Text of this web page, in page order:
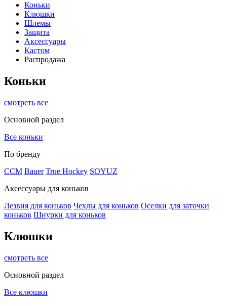
Коньки
Клюшки
Шлемы
Защита
Аксессуары
Кастом
Распродажа
Коньки
смотреть все
Основной раздел
Все коньки
По бренду
ССМ Bauer True Hockey SOYUZ
Аксессуары для коньков
Лезвия для коньков Чехлы для коньков Оселки для заточки
коньков Шнурки для коньков
Клюшки
смотреть все
Основной раздел
Все клюшки